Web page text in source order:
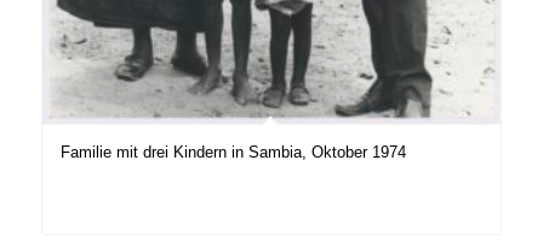
Familie mit drei Kindern in Sambia, Oktober 1974